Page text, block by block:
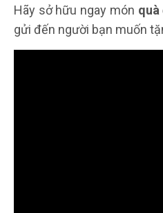
Hãy sở hữu ngay món quà
gửi đến người bạn muốn